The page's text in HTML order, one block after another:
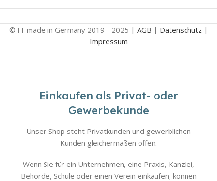
© IT made in Germany 2019 - 2025 | AGB | Datenschutz |
Impressum
Einkaufen als Privat- oder
Gewerbekunde
Unser Shop steht Privatkunden und gewerblichen
Kunden gleichermaßen offen.
Wenn Sie für ein Unternehmen, eine Praxis, Kanzlei,
Behörde, Schule oder einen Verein einkaufen, können